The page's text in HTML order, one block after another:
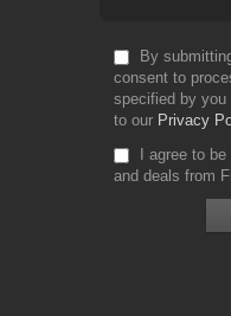
By
consent to
specified by you
to our Privacy
I agree to
and deals from